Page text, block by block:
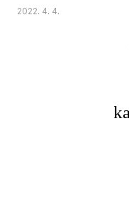
들어진 영화를 소개해 보려고
한 이 영화를 기대하고 본 것은
2022. 4. 4.